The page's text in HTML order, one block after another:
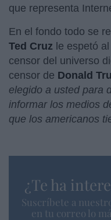
que representa
En el fondo todo se
Ted Cruz le espetó
censor del universo
censor de Donald
elegido a usted para
informar los medios
que los americanos
¿Te ha
Suscríbete a
en tu correo lo